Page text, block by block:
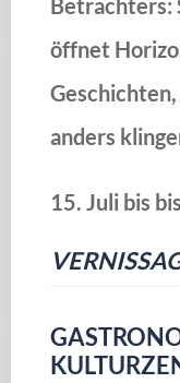
öffnet
anders
15. Juli bis